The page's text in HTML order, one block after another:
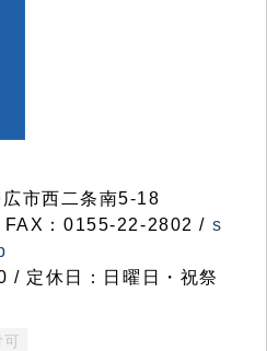
市西二条南5-18
：0155-22-2802 / s
/ 定休日：日曜日・祝祭
可